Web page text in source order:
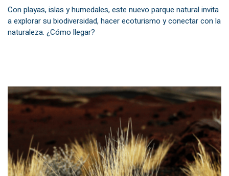
Con playas, islas y humedales, este nuevo parque natural invita
a explorar su biodiversidad, hacer ecoturismo y conectar con la
naturaleza. ¿Cómo llegar?